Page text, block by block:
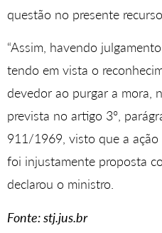
questão no presente recurso
“Assim, havendo
tendo em vista o
devedor ao purgar a mora,
prevista no artigo 3º,
911/1969, visto que a ação
foi injustamente proposta
declarou o ministro.
Fonte: stj.jus.br